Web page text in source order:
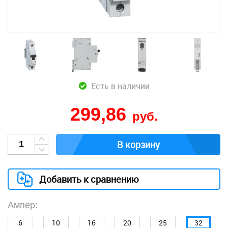
Есть в наличии
299,86 руб.
В корзину
Добавить к сравнению
Ампер:
6 10 16 20 25 32